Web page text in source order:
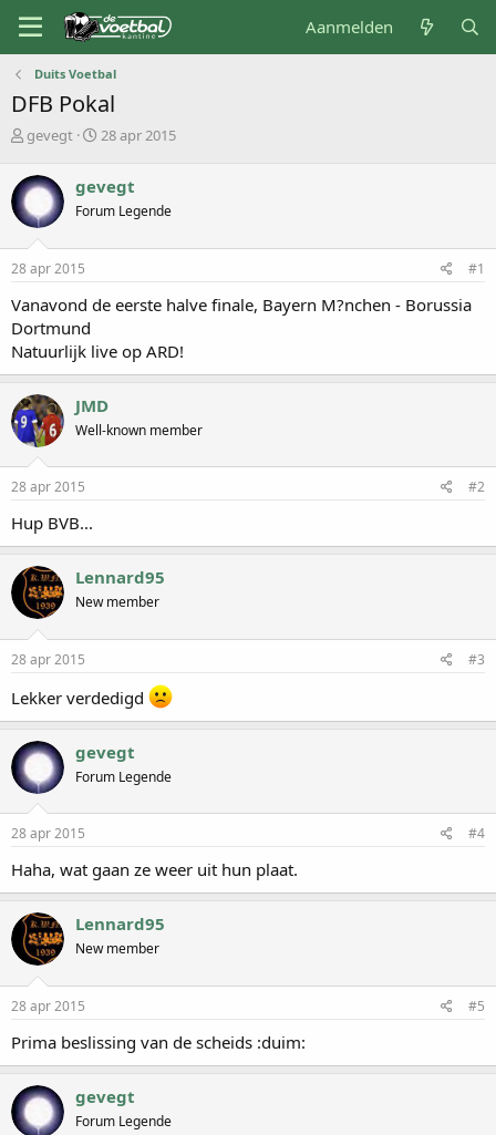
Aanmelden
Duits Voetbal
DFB Pokal
O
d
e
r
w
e
r
s
t
a
r
t
e
r
gevegt
S
r
t
a
m
28 apr 2015
gevegt
Forum Legende
28 apr 2015 #1
Vanavond de eerste halve finale, Bayern M?nchen - Borussia
Dortmund
Natuurlijk live op ARD!
JMD
Well-known member
28 apr 2015 #2
Hup BVB...
Lennard95
New member
28 apr 2015 #3
Lekker verdedigd
gevegt
Forum Legende
28 apr 2015 #4
Haha, wat gaan ze weer uit hun plaat.
Lennard95
New member
28 apr 2015 #5
Prima beslissing van de scheids :duim:
gevegt
Forum Legende